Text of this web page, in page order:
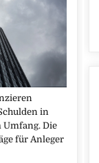
in
Umfang. Die
für Anleger